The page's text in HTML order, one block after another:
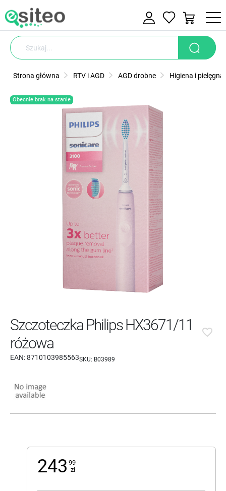
Strona główna RTV i AGD AGD drobne Higiena i
Obecnie brak na stanie
Szczoteczka Philips HX3671/11
różowa
EAN:8710103985563SKU: B03989
favorite_border
243 99
zł